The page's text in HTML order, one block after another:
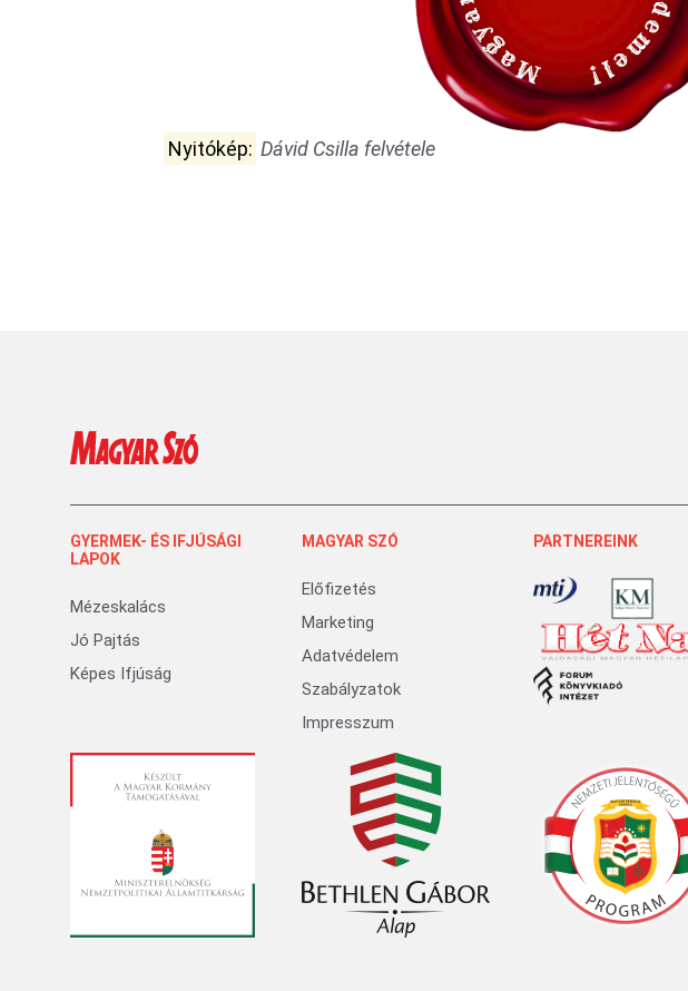
Nyitókép: Dávid Csilla felvétele
GYERMEK- ÉS IFJÚSÁGI
LAPOK
Mézeskalács
Jó Pajtás
Képes Ifjúság
MAGYAR SZÓ
Előfizetés
Marketing
Adatvédelem
Szabályzatok
Impresszum
PARTNEREINK